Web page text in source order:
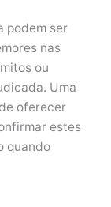
podem ser
nas
ou
Uma
oferecer
estes
quando